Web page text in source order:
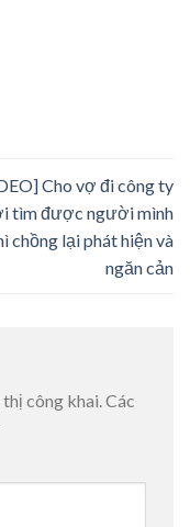
Cho vợ đi công ty
tìm được người mình
chồng lại phát hiện và
ngăn cản
công khai.Các